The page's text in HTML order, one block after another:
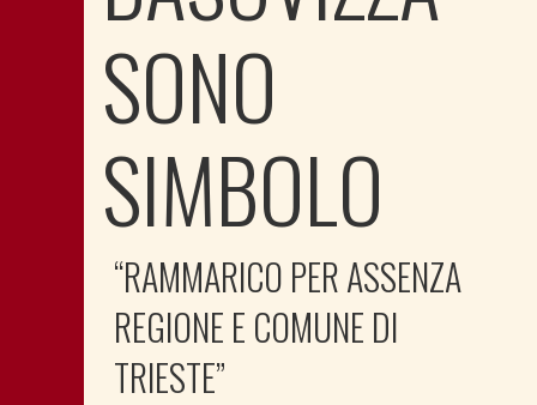
SONO
SIMBOLO
“RAMMARICO PER ASSENZA
REGIONE E COMUNE DI
TRIESTE”